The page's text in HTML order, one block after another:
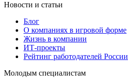
Новости и статьи
Блог
О компаниях в игровой форме
Жизнь в компании
ИТ-проекты
Рейтинг работодателей России
Молодым специалистам